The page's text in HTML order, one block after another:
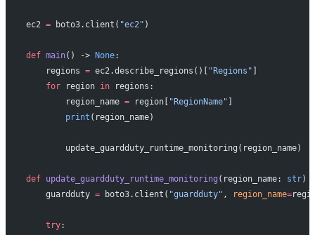
ec2 = boto3.client( "ec2" )
def main() -> None:
    regions
= ec2.describe_regions()[ "Regions"
    for
region in regions:
        region_name
= region[ "RegionName"
        print
(region_name)
        update_guardduty_runtime_monitoring(region_name)
def update_guardduty_runtime_monitoring (region_name: str)
    guardduty
= boto3.client( "guardduty" , region_name=
    try
: